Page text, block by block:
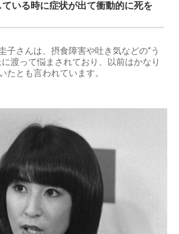
いる時に症状が出て衝動的に死を
子さんは、摂食障害や吐き気などの“う
渡って悩まされており、以前はかなり
たとも言われています。